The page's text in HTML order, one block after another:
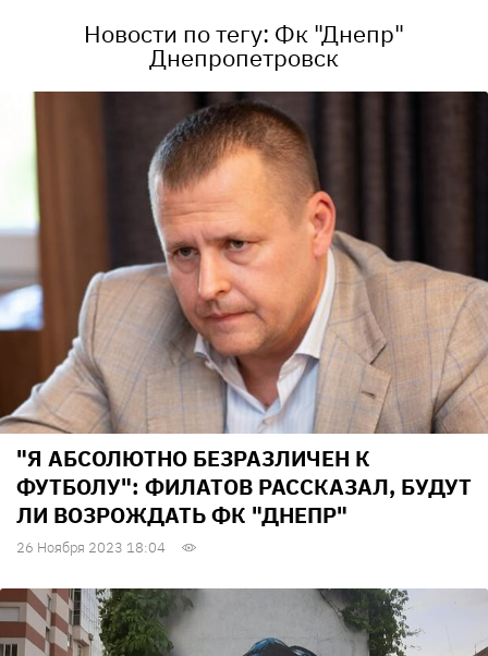
Новости по тегу: Фк "Днепр"
Днепропетровск
"Я АБСОЛЮТНО БЕЗРАЗЛИЧЕН К
ФУТБОЛУ": ФИЛАТОВ РАССКАЗАЛ, БУДУТ
ЛИ ВОЗРОЖДАТЬ ФК "ДНЕПР"
26 Ноября 2023 18:04